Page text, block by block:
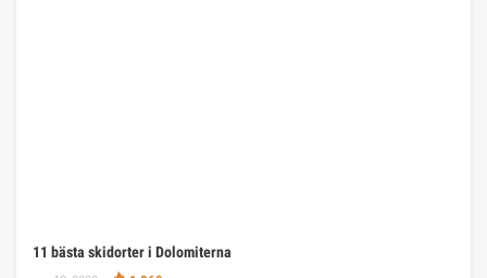
11 bästa skidorter i Dolomiterna